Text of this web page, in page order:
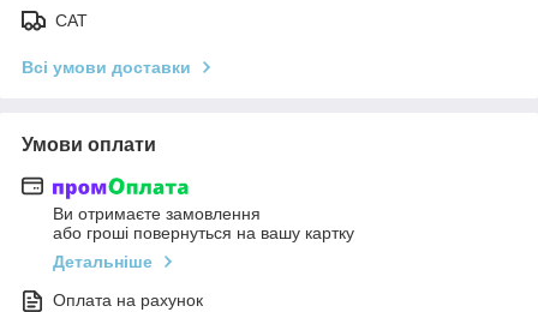
САТ
Всі умови доставки
Умови оплати
Ви отримаєте замовлення
або гроші повернуться на вашу картку
Детальніше
Оплата на рахунок